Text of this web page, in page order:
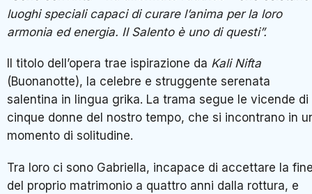
luoghi speciali capaci di curare l’anima per la loro
armonia ed energia. Il Salento è uno di questi”.
Il titolo dell’opera trae ispirazione da Kali Nifta
(Buonanotte), la celebre e struggente serenata
salentina in lingua grika. La trama segue le vicende di
cinque donne del nostro tempo, che si incontrano in
momento di solitudine.
Tra loro ci sono Gabriella, incapace di accettare la
del proprio matrimonio a quattro anni dalla rottura, e